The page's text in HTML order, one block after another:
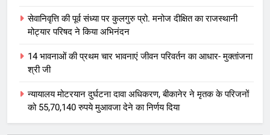
सेवानिवृत्ति की पूर्व संध्या पर कुलगुरु प्रो. मनोज दीक्षित का राजस्थानी
मोट्यार परिषद ने किया अभिनंदन
14 भावनाओं की प्रथम चार भावनाएं जीवन परिवर्तन का आधार- मुक्तांजना
श्री जी
न्यायालय मोटरयान दुर्घटना दावा अधिकरण, बीकानेर ने मृतक के परिजनों
को 55,70,140 रुपये मुआवजा देने का निर्णय दिया